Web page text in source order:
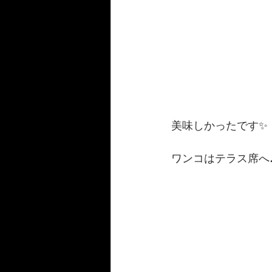
美味しかったです✨
ワンコはテラス席へ